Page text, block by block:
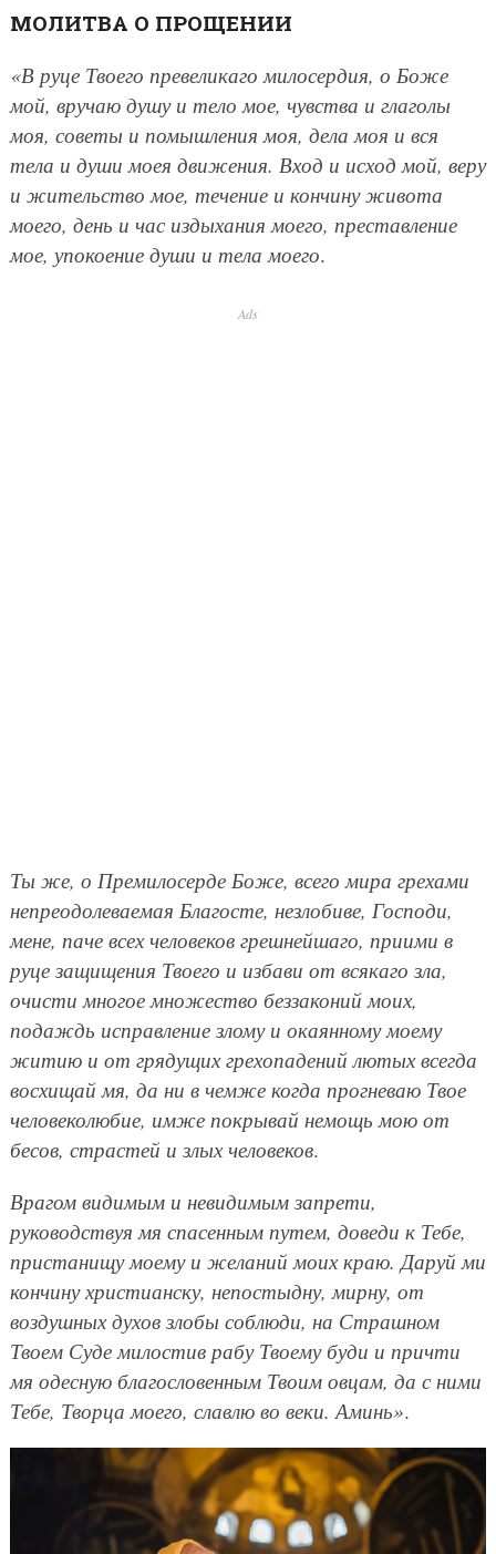
МОЛИТВА О ПРОЩЕНИИ
«В руце Твоего превеликаго милосердия, о Боже
мой, вручаю душу и тело мое, чувства и глаголы
моя, советы и помышления моя, дела моя и вся
тела и души моея движения. Вход и исход мой, веру
и жительство мое, течение и кончину живота
моего, день и час издыхания моего, преставление
мое, упокоение души и тела моего.
Ads
Ты же, о Премилосерде Боже, всего мира грехами
непреодолеваемая Благосте, незлобиве, Господи,
мене, паче всех человеков грешнейшаго, приими в
руце защищения Твоего и избави от всякаго зла,
очисти многое множество беззаконий моих,
подаждь исправление злому и окаянному моему
житию и от грядущих грехопадений лютых всегда
восхищай мя, да ни в чемже когда прогневаю Твое
человеколюбие, имже покрывай немощь мою от
бесов, страстей и злых человеков.
Врагом видимым и невидимым запрети,
руководствуя мя спасенным путем, доведи к Тебе,
пристанищу моему и желаний моих краю. Даруй ми
кончину христианску, непостыдну, мирну, от
воздушных духов злобы соблюди, на Страшном
Твоем Суде милостив рабу Твоему буди и причти
мя одесную благословенным Твоим овцам, да с ними
Тебе, Творца моего, славлю во веки. Аминь».